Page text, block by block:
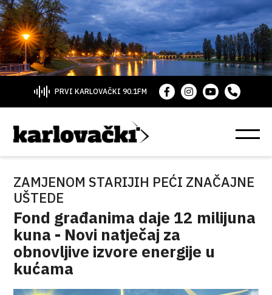
PRVI KARLOVAČKI 90.1FM
ZAMJENOM STARIJIH PEĆI ZNAČAJNE
UŠTEDE
Fond građanima daje 12 milijuna
kuna - Novi natječaj za
obnovljive izvore energije u
kućama